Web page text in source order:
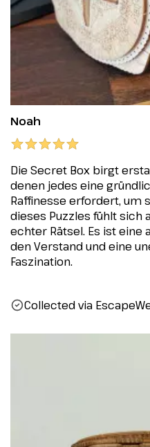
Noah
Die Secret Box birgt
denen jedes eine
Raffinesse erfordert, um
dieses Puzzles fühlt sich
echter Rätsel. Es ist eine
den Verstand und eine
Faszination.
Collected via